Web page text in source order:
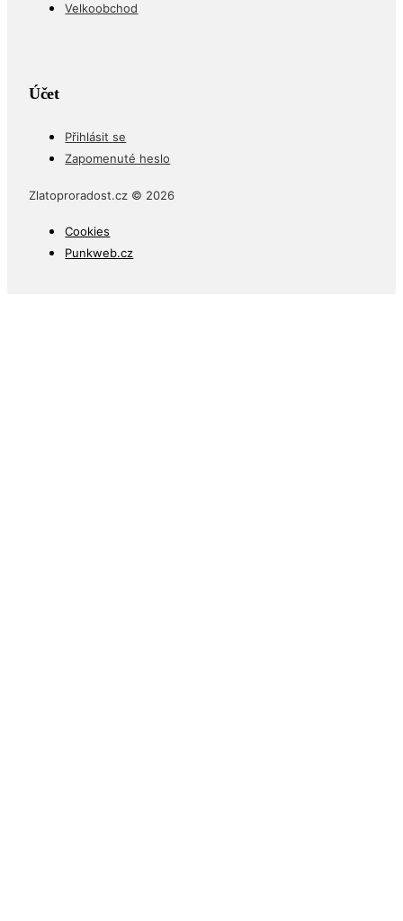
Velkoobchod
Účet
Přihlásit se
Zapomenuté heslo
Zlatoproradost.cz © 2026
Cookies
Punkweb.cz